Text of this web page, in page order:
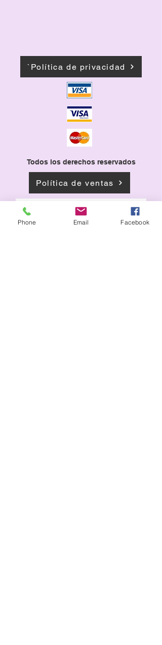
`Política de privacidad
Todos los derechos reservados
Política de ventas
Asociación de Editores de Andorra
Phone Email Facebook